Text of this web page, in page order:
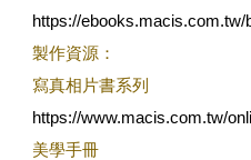
https://ebooks.macis.com.tw/
製作資源：
寫真相片書系列
https://www.macis.com.tw/
美學手冊